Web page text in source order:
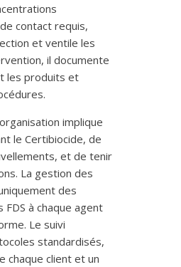
contact requis,
et ventile les
il documente
les produits et
implique
le Certibiocide, de
et de tenir
La gestion des
des
à chaque agent
Le suivi
standardisés,
chaque client et un